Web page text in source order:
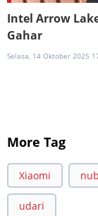
Intel Arrow
Gahar
Selasa, 14 Oktober 2025
More Tag
Xiaomi
udari